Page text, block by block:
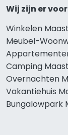
Wij zijn er voor
Winkelen
Meubel-
Camping
Overnachten
Vakantiehuis
Bungalowpark